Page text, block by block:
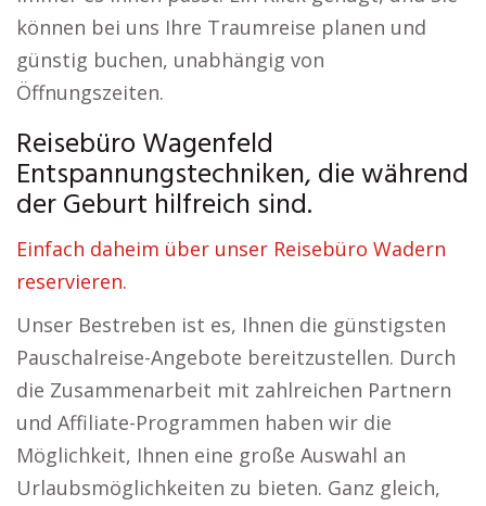
können bei uns Ihre Traumreise planen und
günstig buchen, unabhängig von
Öffnungszeiten.
Reisebüro Wagenfeld
Entspannungstechniken, die während
der Geburt hilfreich sind.
Einfach daheim über unser Reisebüro Wadern
reservieren.
Unser Bestreben ist es, Ihnen die günstigsten
Pauschalreise-Angebote bereitzustellen. Durch
die Zusammenarbeit mit zahlreichen Partnern
und Affiliate-Programmen haben wir die
Möglichkeit, Ihnen eine große Auswahl an
Urlaubsmöglichkeiten zu bieten. Ganz gleich,